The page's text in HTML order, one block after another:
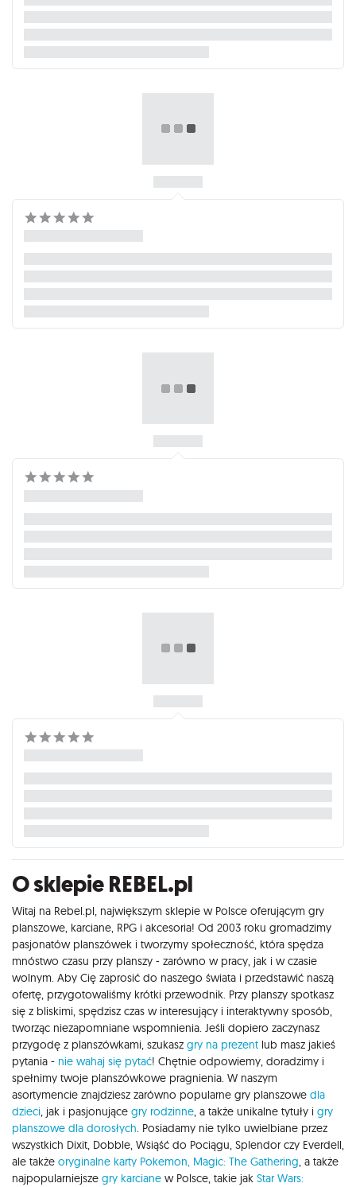
O sklepie REBEL.pl
Witaj na Rebel.pl, największym sklepie w Polsce oferującym gry
planszowe, karciane, RPG i akcesoria! Od 2003 roku gromadzimy
pasjonatów planszówek i tworzymy społeczność, która spędza
mnóstwo czasu przy planszy - zarówno w pracy, jak i w czasie
wolnym. Aby Cię zaprosić do naszego świata i przedstawić naszą
ofertę, przygotowaliśmy krótki przewodnik. Przy planszy spotkasz
się z bliskimi, spędzisz czas w interesujący i interaktywny sposób,
tworząc niezapomniane wspomnienia. Jeśli dopiero zaczynasz
przygodę z planszówkami, szukasz gry na prezent lub masz jakieś
pytania - nie wahaj się pytać! Chętnie odpowiemy, doradzimy i
spełnimy twoje planszówkowe pragnienia. W naszym
asortymencie znajdziesz zarówno popularne gry planszowe dla
dzieci, jak i pasjonujące gry rodzinne, a także unikalne tytuły i gry
planszowe dla dorosłych. Posiadamy nie tylko uwielbiane przez
wszystkich Dixit, Dobble, Wsiąść do Pociągu, Splendor czy Everdell,
ale także oryginalne karty Pokemon, Magic: The Gathering, a także
najpopularniejsze gry karciane w Polsce, takie jak Star Wars: